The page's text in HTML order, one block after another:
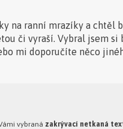
na ranní mrazíky a chtěl
či vyraší. Vybral jsem
mi doporučíte něco
vybraná zakrývací netkaná